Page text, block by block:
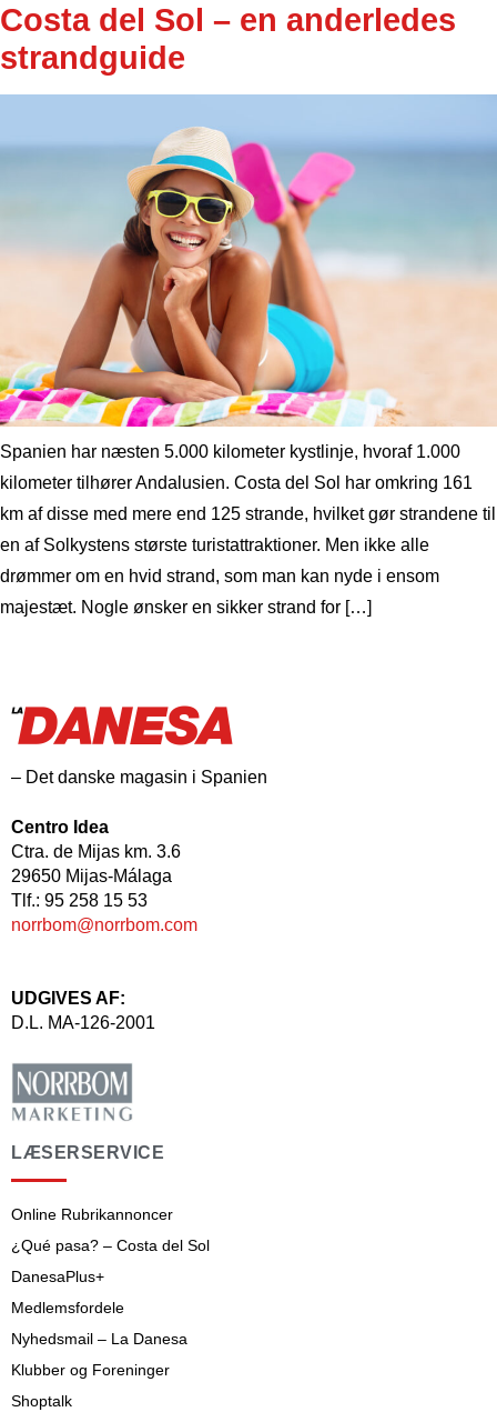
Costa del Sol – en anderledes
strandguide
Spanien har næsten 5.000 kilometer kystlinje, hvoraf 1.000
kilometer tilhører Andalusien. Costa del Sol har omkring 161
km af disse med mere end 125 strande, hvilket gør strandene til
en af ​​Solkystens største turistattraktioner. Men ikke alle
drømmer om en hvid strand, som man kan nyde i ensom
majestæt. Nogle ønsker en sikker strand for […]
– Det danske magasin i Spanien
Centro Idea
Ctra. de Mijas km. 3.6
29650 Mijas-Málaga
Tlf.: 95 258 15 53
norrbom@norrbom.com
UDGIVES AF:
D.L. MA-126-2001
LÆSERSERVICE
Online Rubrikannoncer
¿Qué pasa? – Costa del Sol
DanesaPlus+
Medlemsfordele
Nyhedsmail – La Danesa
Klubber og Foreninger
Shoptalk